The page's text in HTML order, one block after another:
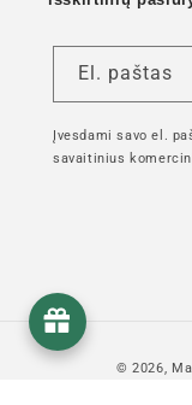
El. paštas
Įvesdami savo el.
savaitinius
© 2026,